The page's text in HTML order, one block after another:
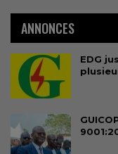
ANNONCES
EDG